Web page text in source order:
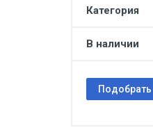
Категория
В наличии
Подобрать